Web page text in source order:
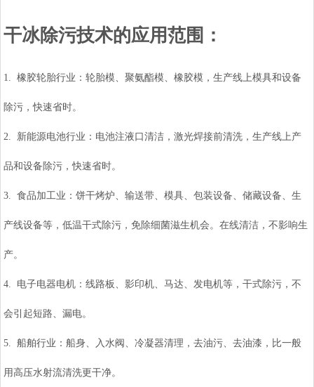
干冰除污技术的应用范围：
1. 橡胶轮胎行业：轮胎模、聚氨酯模、橡胶模，生产线上模具和设备
除污，快速省时。
2. 新能源电池行业：电池注液口清洁，激光焊接前清洗，生产线上产
品和设备除污，快速省时。
3. 食品加工业：饼干烤炉、输送带、模具、包装设备、储藏设备、生
产线设备等，低温干式除污，免除细菌滋生机会。在线清洁，不影响生
产。
4. 电子电器电机：线路板、影印机、马达、发电机等，干式除污，不
会引起短路、漏电。
5. 船舶行业：船身、入水阀、冷凝器清理，去油污、去油漆，比一般
用高压水射流清洗更干净。